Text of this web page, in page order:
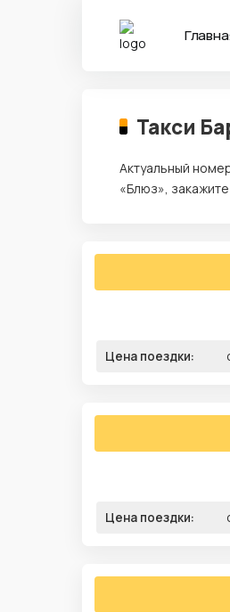
Такси
Актуальный
«Блюз»,
Цена поездки:
Цена поездки: